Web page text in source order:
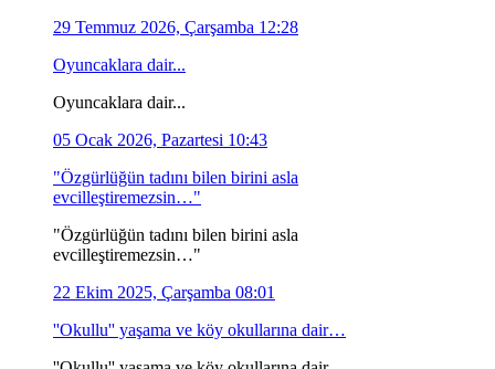
29 Temmuz 2026, Çarşamba 12:28
Oyuncaklara dair...
Oyuncaklara dair...
05 Ocak 2026, Pazartesi 10:43
"Özgürlüğün tadını bilen birini asla
evcilleştiremezsin…"
"Özgürlüğün tadını bilen birini asla
evcilleştiremezsin…"
22 Ekim 2025, Çarşamba 08:01
''Okullu'' yaşama ve köy okullarına dair…